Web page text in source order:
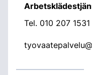
Tel. 010 207 1531